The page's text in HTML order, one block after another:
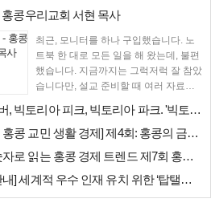
콩우리교회 서현 목사
최근, 모니터를 하나 구입했습니다. 노
트북 한 대로 모든 일을 해 왔는데, 불편
했습니다. 지금까지는 그럭저럭 잘 참았
습니다만, 설교 준비할 때 여러 자료를
빅토리아 하버, 빅토리아 피크, 빅토리아 파크. '빅토리아’의 이름은 어…
[숫자로 보는 홍콩 교민 생활 경제] 제4회: 홍콩의 금융 — 지표 및 …
[기획특집] 숫자로 읽는 홍콩 경제 트렌드 제7회 홍콩 문화·창의 산업…
[홍콩 비자 안내] 세계적 우수 인재 유치 위한 ‘탑탤런트 비자(TTPS…